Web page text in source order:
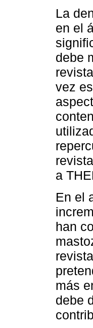
La
en el
debe
vez
a
En el
han
más
debe